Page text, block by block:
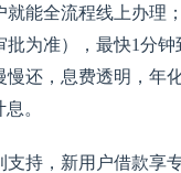
就能全流程线上办理
批为准），最快1分
慢还，息费透明，年
。
持，新用户借款享